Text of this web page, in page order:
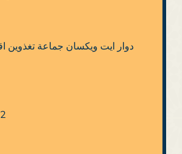
دوار ايت ويكسان جماعة تغذوين